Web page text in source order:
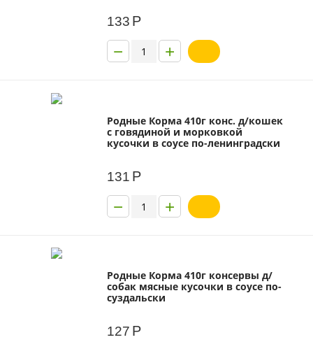
133 Р
+
−
Родные Корма 410г конс. д/кошек
с говядиной и морковкой
кусочки в соусе по-ленинградски
131 Р
+
−
Родные Корма 410г консервы д/
собак мясные кусочки в соусе по-
суздальски
127 Р